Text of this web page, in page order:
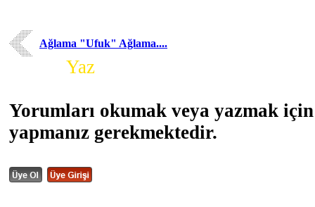
Ağlama "Ufuk" Ağlama....
Yaz
Yorumları okumak veya yazmak
yapmanız gerekmektedir.